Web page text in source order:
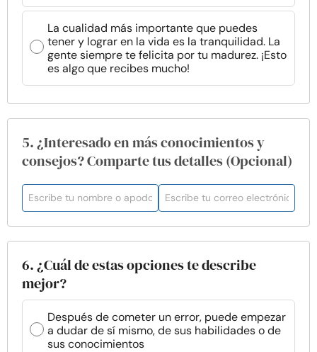
La cualidad más importante que puedes
tener y lograr en la vida es la tranquilidad. La
gente siempre te felicita por tu madurez. ¡Esto
es algo que recibes mucho!
5. ¿Interesado en más conocimientos y
consejos? Comparte tus detalles (Opcional)
6. ¿Cuál de estas opciones te describe
mejor?
Después de cometer un error, puede empezar
a dudar de sí mismo, de sus habilidades o de
sus conocimientos